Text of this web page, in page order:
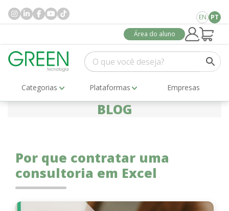
EN PT
Área do aluno
Categorias Plataformas Empresas
BLOG
Por que contratar uma
consultoria em Excel